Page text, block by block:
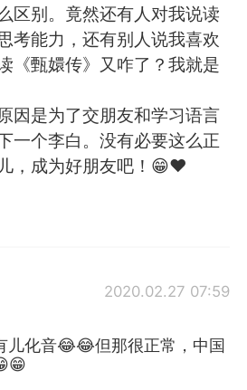
日本語
Русский
Türkçe
区别。竟然还有人对我说读
考能力，还有别人说我喜欢
《甄嬛传》又咋了？我就是
因是为了交朋友和学习语言
一个李白。没有必要这么正
，成为好朋友吧！😁❤️
2020.02.27 07:59
儿化音😂😂但那很正常，中国